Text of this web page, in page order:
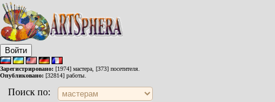
Войти
Зарегистрировано: [1974] мастера, [373] посетителя.
Опубликовано: [32814] работы.
Поиск по: